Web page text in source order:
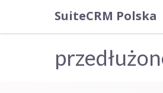
SuiteCRM Polska